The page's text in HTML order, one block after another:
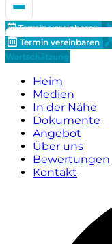
Termin vereinbaren
Termin vereinbaren
Wertschätzung
Heim
Medien
In der Nähe
Dokumente
Angebot
Über uns
Bewertungen
Kontakt